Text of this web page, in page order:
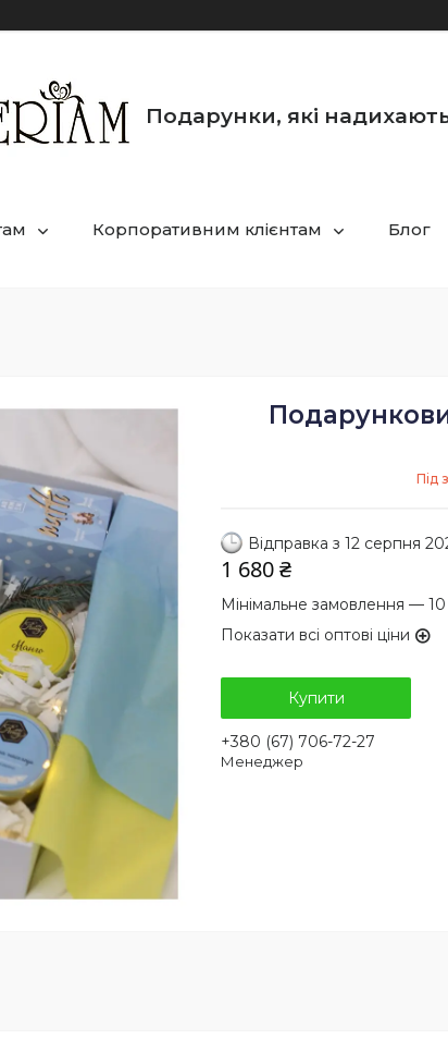
Подарунки, які
Корпоративним клієнтам Блог
Під
Відправка з 12 серпня
1 680 ₴
Мінімальне замовлення —
Показати всі оптові ціни
Купити
+380 (67) 706-72-27
Менеджер